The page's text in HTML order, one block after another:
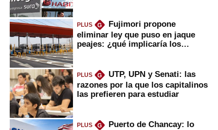
PLUS G
Fujimori propone
eliminar ley que puso en jaque
peajes: ¿qué implicaría los
PLUS G
UTP, UPN y Senati: las
razones por la que los capitalinos
las prefieren para estudiar
PLUS G
Puerto de Chancay: lo